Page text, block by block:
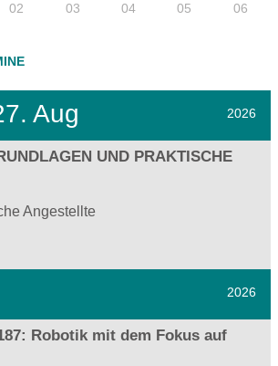
02 03 04 05 06
Aug 2026
UND PRAKTISCHE
Angestellte
2026
Robotik mit dem Fokus auf